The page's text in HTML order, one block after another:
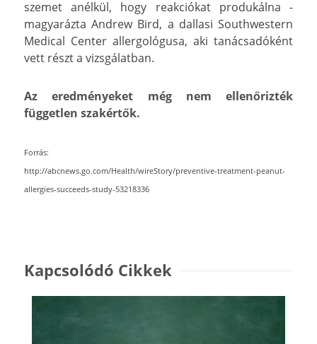
szemet anélkül, hogy reakciókat produkálna -
magyarázta Andrew Bird, a dallasi Southwestern
Medical Center allergológusa, aki tanácsadóként
vett részt a vizsgálatban.
Az eredményeket még nem ellenőrizték
független szakértők.
Forrás:
http://abcnews.go.com/Health/wireStory/preventive-treatment-peanut-
allergies-succeeds-study-53218336
Kapcsolódó Cikkek